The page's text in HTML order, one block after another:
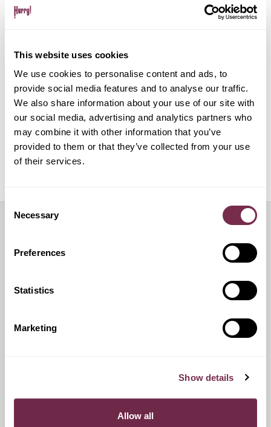
This website uses cookies
We use cookies to personalise content and ads, to
provide social media features and to analyse our traffic.
We also share information about your use of our site with
our social media, advertising and analytics partners who
may combine it with other information that you’ve
provided to them or that they’ve collected from your use
of their services.
Consent
Selection
Necessary
Preferences
Statistics
Marketing
Show details
Allow all
Gestione pratiche amministrative e multe
Gestione del noleggio tramite app su dispositivo
mobile
ALPHABET PAPERLESS Digital Onboarding
Off Mode: sospensione temporanea del noleggio
Ritiro Usato
I nostri esperti ti forniranno una valutazione gratuita della